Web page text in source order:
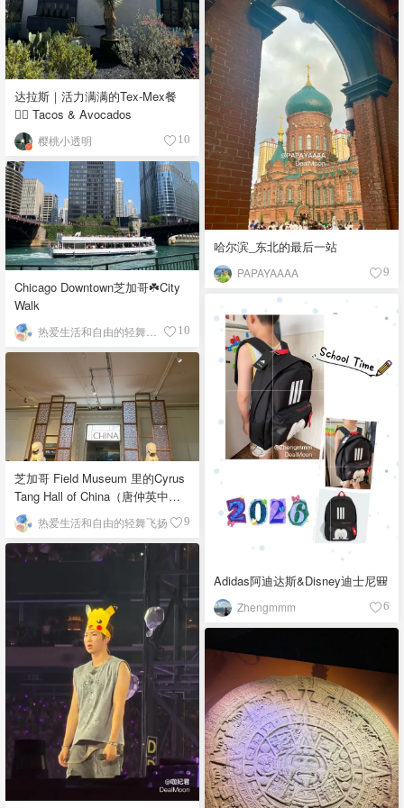
达拉斯｜活力满满的Tex-Mex餐
👉🏼 Tacos & Avocados
樱桃小透明 10
哈尔滨_东北的最后一站
PAPAYAAAA 9
Chicago Downtown芝加哥☘️City
Walk
10
Adidas阿迪达斯&Disney迪士尼🎒
Zhengmmm 6
芝加哥 Field Museum 里的Cyrus
Tang Hall of China（唐仲英中国
馆） 热爱生活和自由的轻舞飞扬 9